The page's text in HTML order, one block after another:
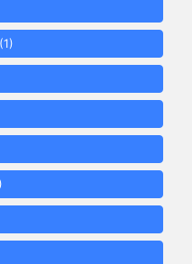
(1)